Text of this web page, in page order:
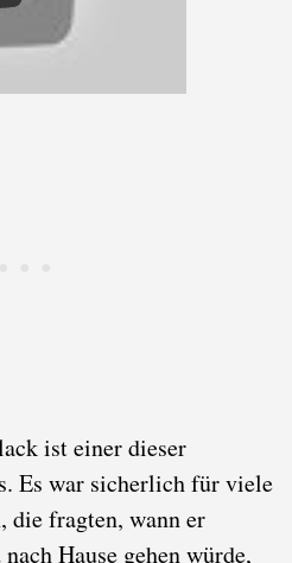
ist einer dieser
Es war sicherlich für viele
die fragten, wann er
Hause gehen würde,